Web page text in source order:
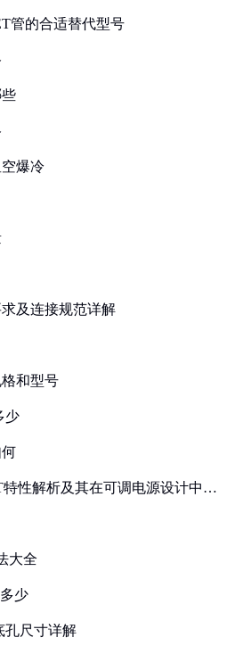
管的合适替代型号
爆冷
及连接规范详解
和型号
少
特性解析及其在可调电源设计中的
大全
少
孔尺寸详解